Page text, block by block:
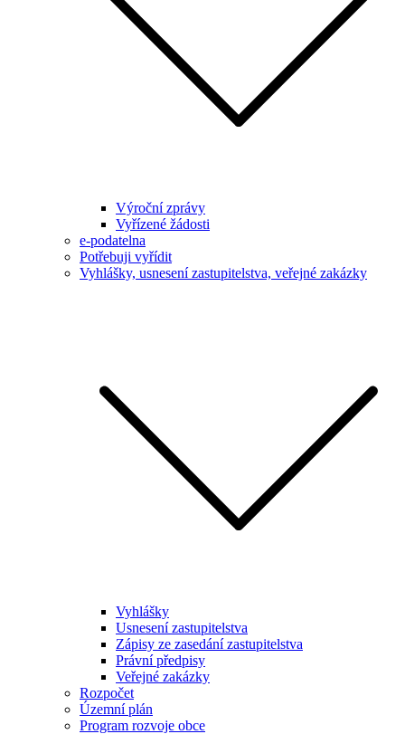
Výroční zprávy
Vyřízené žádosti
e-podatelna
Potřebuji vyřídit
Vyhlášky, usnesení zastupitelstva, veřejné zakázky
Vyhlášky
Usnesení zastupitelstva
Zápisy ze zasedání zastupitelstva
Právní předpisy
Veřejné zakázky
Rozpočet
Územní plán
Program rozvoje obce